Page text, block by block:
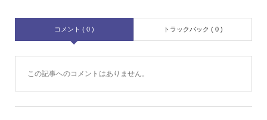
コメント ( 0 ) トラックバック ( 0 )
この記事へのコメントはありません。